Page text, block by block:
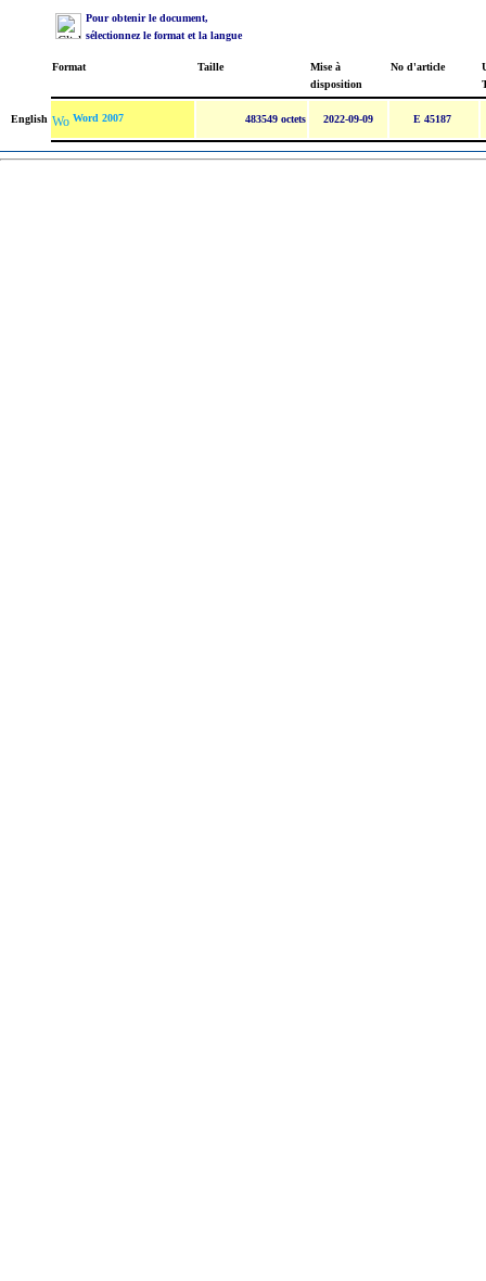
Pour obtenir le document,
sélectionnez le format et la langue
Format Taille
Mise à
disposition
No d'article
English Word 2007 483549 octets 2022-09-09 E 45187